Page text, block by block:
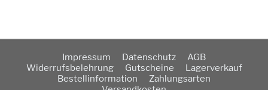
Impressum Datenschutz
AGB
Widerrufsbelehrung
Gutscheine
Lagerverkauf
Bestellinformation
Zahlungsarten